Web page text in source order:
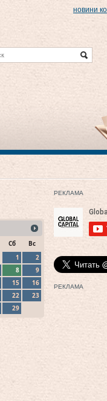
новини
Сб
Вс
1
2
8
9
15
16
22
23
29
РЕКЛАМА
РЕКЛАМА